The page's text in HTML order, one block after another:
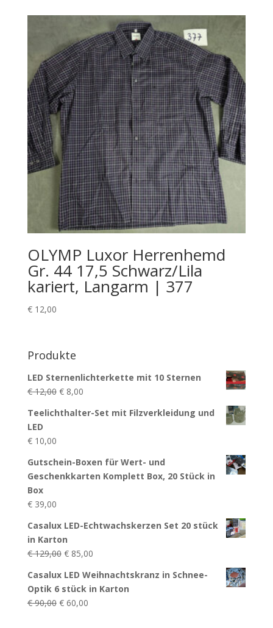
OLYMP Luxor Herrenhemd
Gr. 44 17,5 Schwarz/Lila
kariert, Langarm | 377
€12,00
Produkte
LED Sternenlichterkette mit 10 Sternen
€12,00 Ursprünglicher
war:
€8,00Aktueller
ist:
Teelichthalter-Set mit Filzverkleidung und
LED
€10,00
Gutschein-Boxen für Wert- und
Geschenkkarten Komplett Box, 20 Stück in
Box
€39,00
Casalux LED-Echtwachskerzen Set 20 stück
in Karton
€129,00 Ursprünglicher
war:
€ 129,00
€85,00Aktueller
ist:
€ 85,00.
Casalux LED Weihnachtskranz in Schnee-
Optik 6 stück in Karton
€90,00 Ursprünglicher
€60,00Aktueller